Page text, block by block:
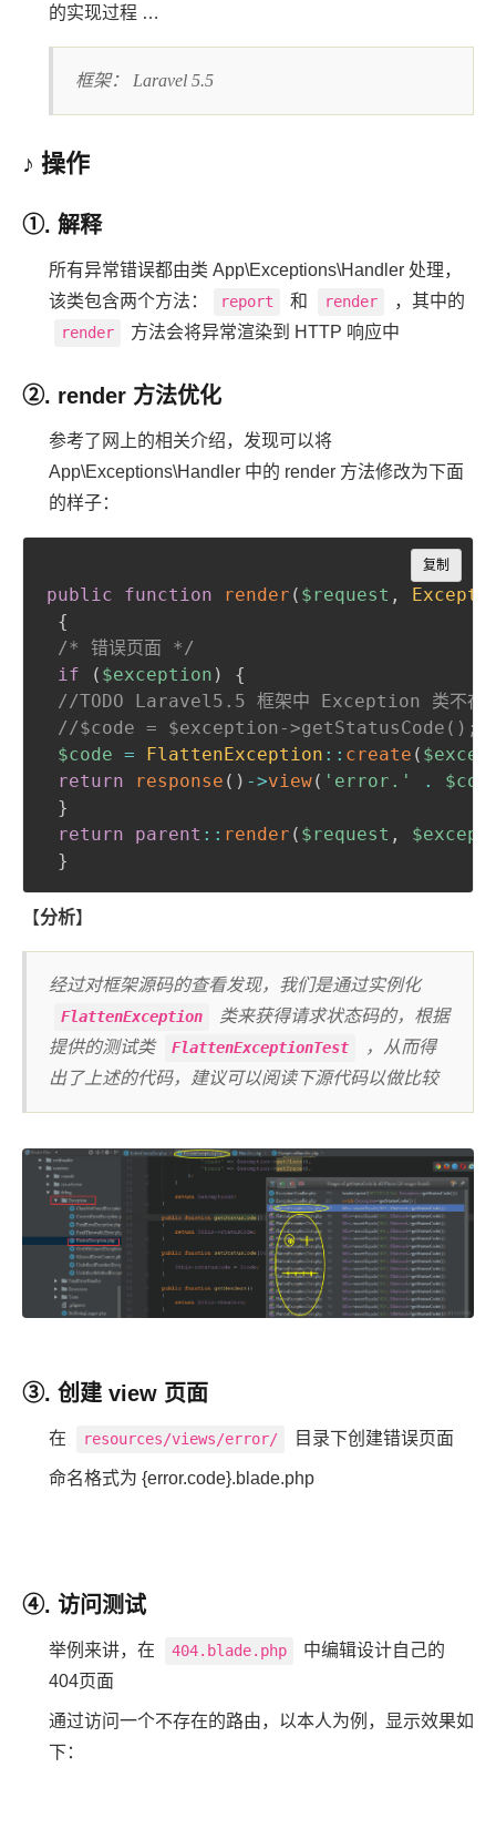
的实现过程 …
框架： Laravel 5.5
♪ 操作
①. 解释
所有异常错误都由类 App\Exceptions\Handler 处理，
该类包含两个方法：
report 和 render ，其中的
render 方法会将异常渲染到 HTTP 响应中
②. render 方法优化
参考了网上的相关介绍，发现可以将
App\Exceptions\Handler 中的 render 方法修改为下面
的样子：
public function render ( $request ,
{
/* 错误页面 */
if
( $exception )
{
//TODO Laravel5.5 框架中 Exception 类不存在
//$code = $exception->getStatusCode();
$code = FlattenException :: create (
return
response ( ) ->view( 'error.' .
}
return
parent :: render ( $request ,
}
复制
Copy
【分析】
经过对框架源码的查看发现，我们是通过实例化
FlattenException
类来获得请求状态码的，根据
提供的测试类
FlattenExceptionTest
，从而得
出了上述的代码，建议可以阅读下源代码以做比较
③. 创建 view 页面
在 resources/views/error/ 目录下创建错误页面
命名格式为 {error.code}.blade.php
④. 访问测试
举例来讲，在 404.blade.php
中编辑设计自己的
404页面
通过访问一个不存在的路由，以本人为例，显示效果如
下：